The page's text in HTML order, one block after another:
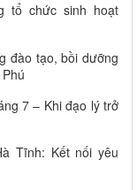
tổ chức sinh hoạt
đào tạo, bồi dưỡng
7 – Khi đạo lý trở
Tĩnh: Kết nối yêu